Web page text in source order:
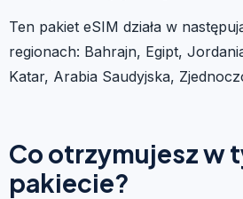
Ten pakiet eSIM działa w
regionach: Bahrajn, Egipt,
Katar, Arabia Saudyjska,
Co otrzymujesz w
pakiecie?